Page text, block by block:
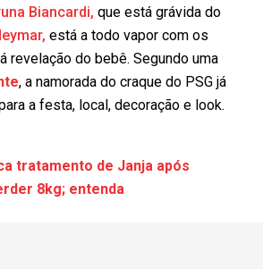
Biancardi, que está grávida do
está a todo vapor com os
revelação do bebê. Segundo uma
, a namorada do craque do PSG já
a festa, local, decoração e look.
tratamento de Janja após
8kg; entenda